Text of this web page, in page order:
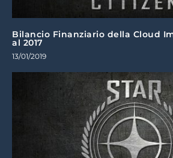
Bilancio Finanziario della Cloud
al 2017
13/01/2019